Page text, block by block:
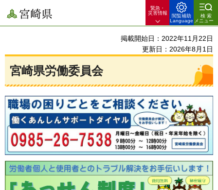
宮崎県
緊急・
災害情報
閲覧補助
Language
検索
メニュー
掲載開始日：2022年11月22日
更新日：2026年8月1日
宮崎県労働委員会